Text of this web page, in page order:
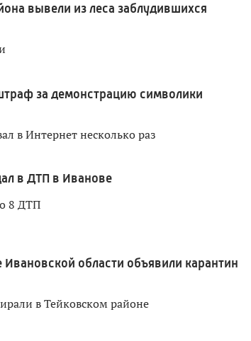
вывели из леса заблудившихся
за демонстрацию символики
в Интернет несколько раз
в ДТП в Иванове
8 ДТП
области объявили карантин
в Тейковском районе